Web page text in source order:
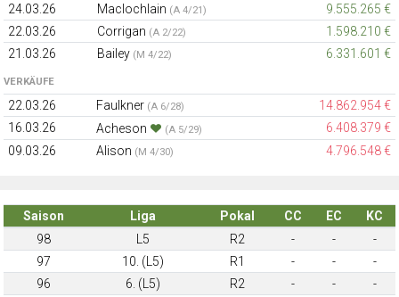
24.03.26 Maclochlain (A 4/21)
9.555.265 €
22.03.26
Corrigan (A 2/22)
1.598.210 €
21.03.26
Bailey (M 4/22) 6.331.601 €
VERKÄUFE
22.03.26 Faulkner (A 6/28)
14.862.954 €
16.03.26
Acheson (A 5/29)
6.408.379 €
09.03.26
Alison (M 4/30) 4.796.548 €
Saison Liga Pokal CC EC
KC
98
L5 R2 - -
-
97
10. (L5) R1 - -
-
96
6. (L5) R2 - -
-